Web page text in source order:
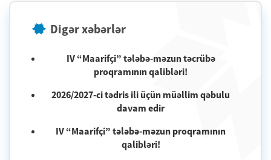
Digər xəbərlər
IV “Maarifçi” tələbə-məzun təcrübə
proqramının qalibləri!
2026/2027-ci tədris ili üçün müəllim qəbulu
davam edir
IV “Maarifçi” tələbə-məzun proqramının
qalibləri!